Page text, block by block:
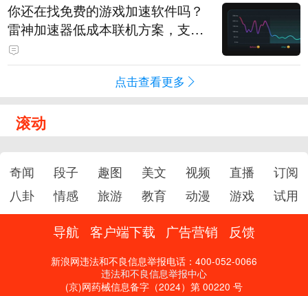
你还在找免费的游戏加速软件吗？
雷神加速器低成本联机方案，支持
免费试用
点击查看更多
滚动
奇闻 段子 趣图 美文 视频 直播
订阅
八卦
情感 旅游 教育 动漫 游戏 试用
导航 客户端下载 广告营销 反馈
新浪网违法和不良信息举报电话：400-052-0066
违法和不良信息举报中心
(京)网药械信息备字（2024）第 00220 号